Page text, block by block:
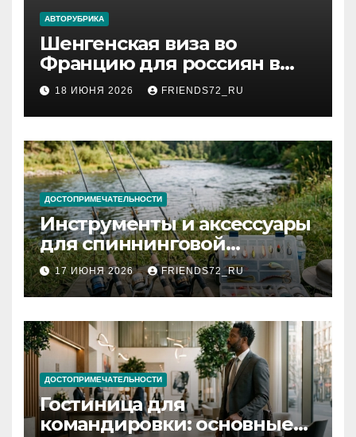
АВТОРУБРИКА
Шенгенская виза во
Францию для россиян в
2026 году: сроки от 3 дней
и список необходимых
документов
18 ИЮНЯ 2026 FRIENDS72_RU
ДОСТОПРИМЕЧАТЕЛЬНОСТИ
Инструменты и аксессуары
для спиннинговой
рыбалки: назначение и
типы
17 ИЮНЯ 2026 FRIENDS72_RU
ДОСТОПРИМЕЧАТЕЛЬНОСТИ
Гостиница для
командировки: основные